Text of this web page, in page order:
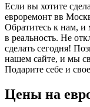
Если вы хотите
евроремонт вв
Обратитесь к нам,
в реальность. Не
сделать сегодня!
нашем сайте, и мы
Подарите себе и
Цены на